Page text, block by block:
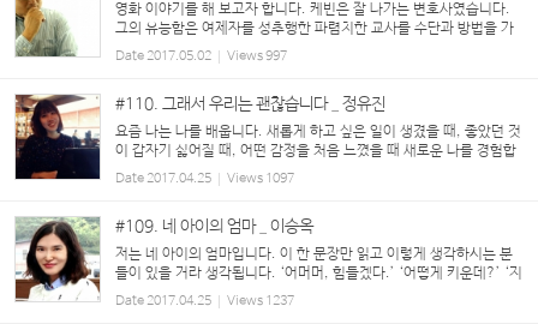
영화 이야기를 해 보고자 합니다. 케빈은 잘 나가는 변호사였습니다.
그의 유능함은 여제자를 성추행한 파렴치한 교사를 수단과 방법을 가
리지 않고 무죄 방면토록 만드는 등, 소송전에서 그 진가를 발휘하고
있었습니다. 그런데 어느 날 ...
Date2017.05.02 Views997
#110. 그래서 우리는 괜찮습니다 _ 정유진
요즘 나는 나를 배웁니다. 새롭게 하고 싶은 일이 생겼을 때, 좋았던 것
이 갑자기 싫어질 때, 어떤 감정을 처음 느꼈을 때 새로운 나를 경험합
니다. 물론 오랜 시간 반복되는 생활습관과 행동, 생각의 패턴들도 내
가 누군지 설명합니다. 나 자신...
Date2017.04.25 Views 1097
#109. 네 아이의 엄마 _ 이승옥
저는 네 아이의 엄마입니다. 이 한 문장만 읽고 이렇게 생각하시는 분
들이 있을 거라 생각됩니다. ‘어머머, 힘들겠다.’ ‘어떻게 키운데?’ ‘지
금은 힘들어도 크고 나면 좋아.’ 그리고 위에 딸이 셋이고 막내가 아들
이다 보니, 또 이렇게...
Date2017.04.25 Views 1237